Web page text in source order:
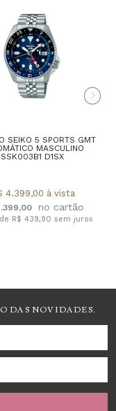
SEIKO 5 SPORTS GMT
MASCULINO
SSK003B1 D1SX
4.399,00 à vista
R$ 439,90 sem juros
DAS NOVIDADES.